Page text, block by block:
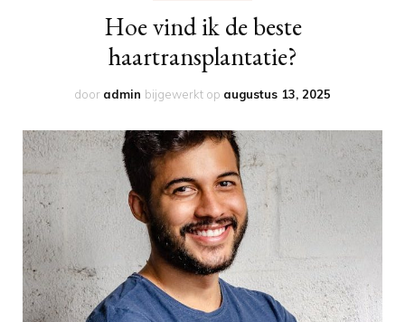
Hoe vind ik de beste
haartransplantatie?
door admin bijgewerkt op augustus 13, 2025